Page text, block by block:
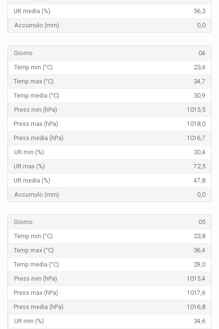
56,3
0,0
04
23,4
34,7
30,9
1015,5
1018,0
1016,7
30,4
72,5
47,8
0,0
05
23,8
36,4
29,0
1015,4
1017,6
1016,8
34,6